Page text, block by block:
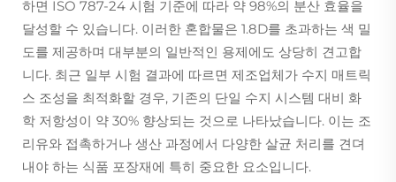
하면 ISO 787-24 시험 기준에 따라 약 98%의 분산 효율을
달성할 수 있습니다. 이러한 혼합물은 1.8D를 초과하는 색 밀
도를 제공하며 대부분의 일반적인 용제에도 상당히 견고합
니다. 최근 일부 시험 결과에 따르면 제조업체가 수지 매트릭
스 조성을 최적화할 경우, 기존의 단일 수지 시스템 대비 화
학 저항성이 약 30% 향상되는 것으로 나타났습니다. 이는 조
리유와 접촉하거나 생산 과정에서 다양한 살균 처리를 견뎌
내야 하는 식품 포장재에 특히 중요한 요소입니다.